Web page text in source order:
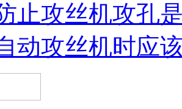
止攻丝机攻孔
动攻丝机时应